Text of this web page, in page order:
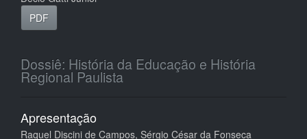
PDF
Dossiê: História da Educação e História
Regional Paulista
Apresentação
Raquel Discini de Campos, Sérgio César da Fonseca